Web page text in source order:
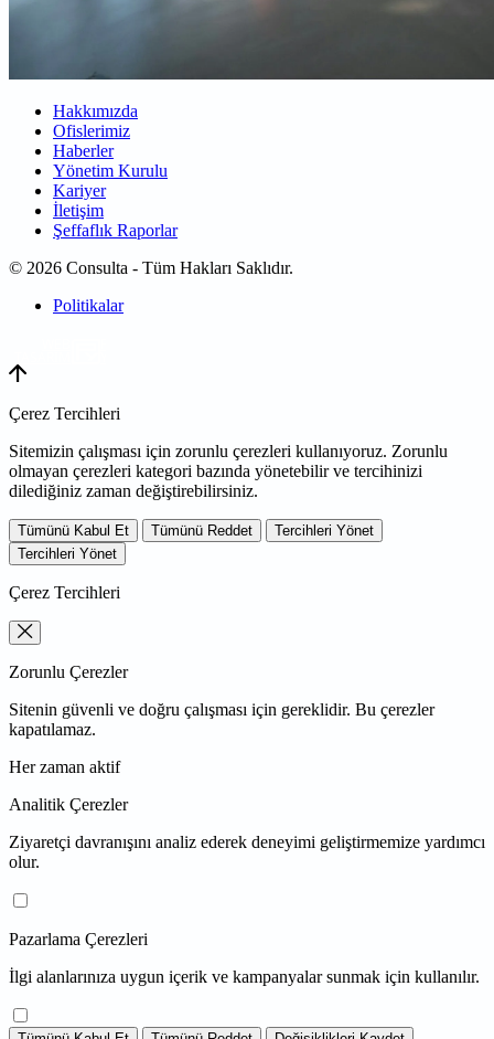
Hakkımızda
Ofislerimiz
Haberler
Yönetim Kurulu
Kariyer
İletişim
Şeffaflık Raporlar
© 2026 Consulta - Tüm Hakları Saklıdır.
Politikalar
Çerez Tercihleri
Sitemizin çalışması için zorunlu çerezleri kullanıyoruz. Zorunlu
olmayan çerezleri kategori bazında yönetebilir ve tercihinizi
dilediğiniz zaman değiştirebilirsiniz.
Tümünü Kabul Et Tümünü Reddet
Tercihleri Yönet
Tercihleri Yönet
Çerez Tercihleri
Zorunlu Çerezler
Sitenin güvenli ve doğru çalışması için gereklidir. Bu çerezler
kapatılamaz.
Her zaman aktif
Analitik Çerezler
Ziyaretçi davranışını analiz ederek deneyimi geliştirmemize yardımcı
olur.
Pazarlama Çerezleri
İlgi alanlarınıza uygun içerik ve kampanyalar sunmak için kullanılır.